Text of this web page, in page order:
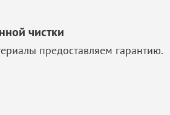
чистки
предоставляем гарантию.